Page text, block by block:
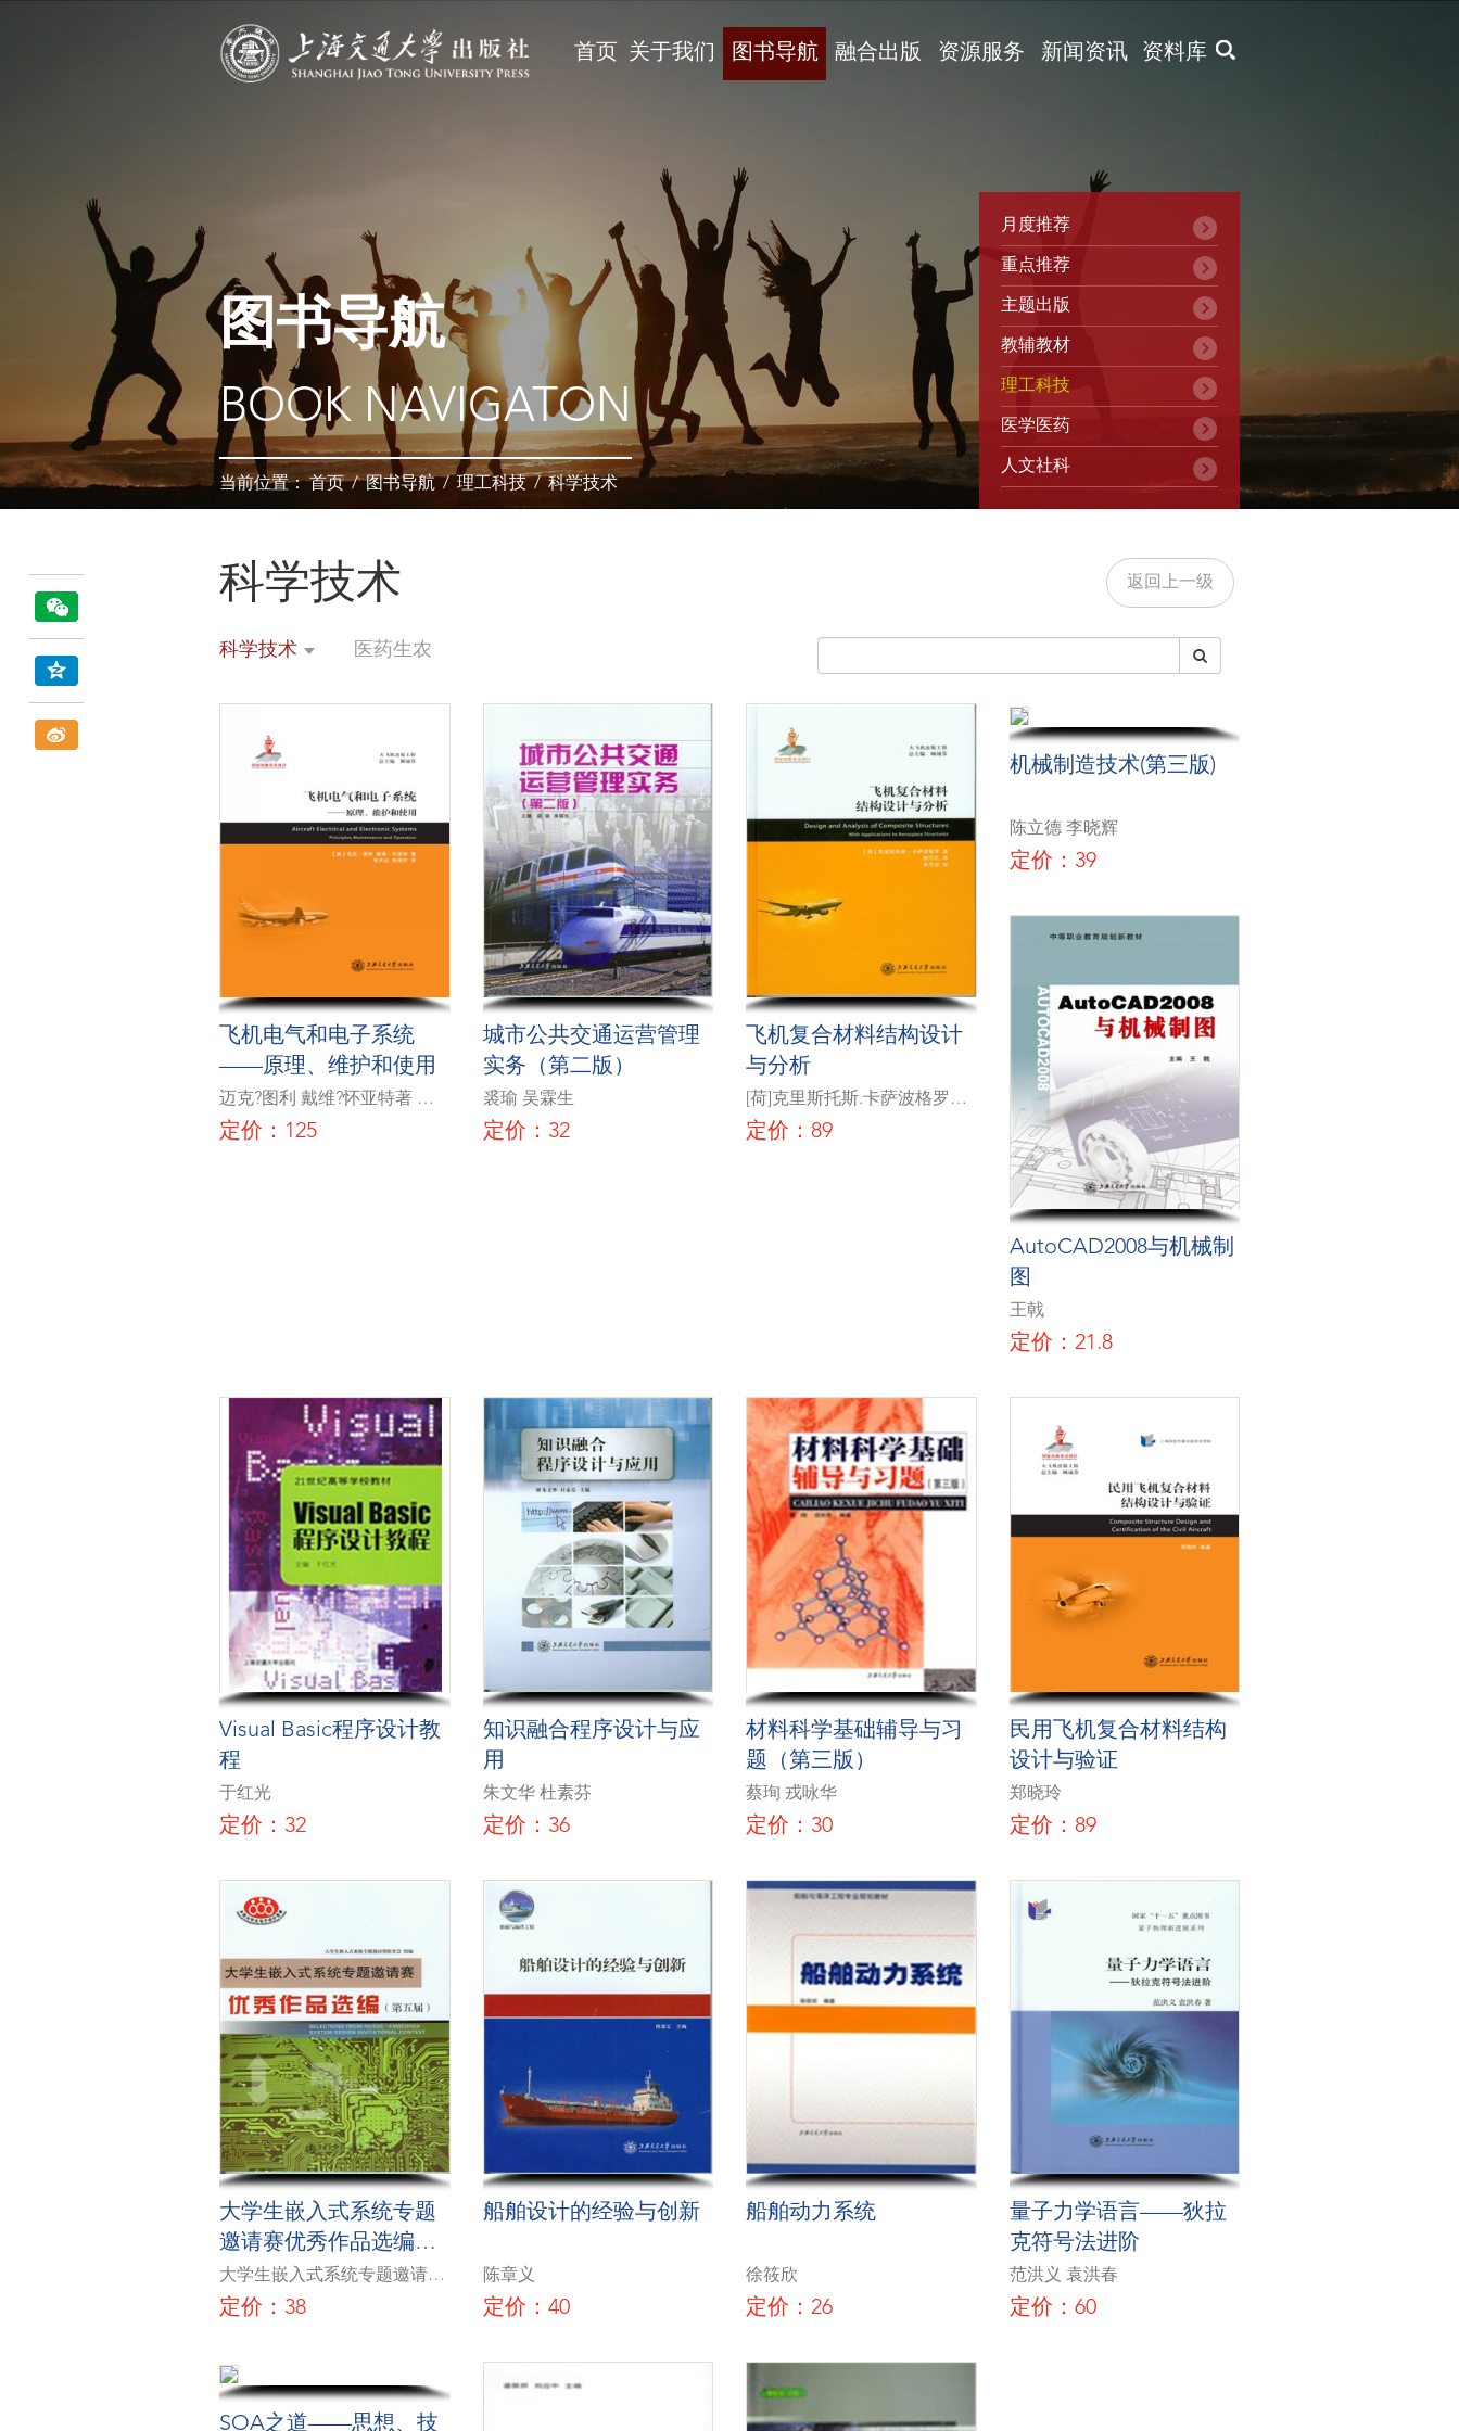
X
首页 关于我们 图书导航 融合出版 资源服务 新闻资讯 资料库
图书导航
BOOK NAVIGATON
当前位置：首页/图书导航 / 理工科技 / 科学技术
月度推荐
重点推荐
主题出版
教辅教材
理工科技
医学医药
人文社科
科学技术 返回上一级
科学技术 医药生农
飞机电气和电子系统
——原理、维护和使用
迈克?图利 戴维?怀亚特著 张
天光 张博宇译
定价：125
城市公共交通运营管理
实务（第二版）
裘瑜 吴霖生
定价：32
飞机复合材料结构设计
与分析
[荷]克里斯托斯.卡萨波格罗著
颜万亿译
定价：89
机械制造技术(第三版)
陈立德 李晓辉
定价：39
AutoCAD2008与机械制
图
王戟
定价：21.8
Visual Basic程序设计教
程
于红光
定价：32
知识融合程序设计与应
用
朱文华 杜素芬
定价：36
材料科学基础辅导与习
题（第三版）
蔡珣 戎咏华
定价：30
民用飞机复合材料结构
设计与验证
郑晓玲
定价：89
大学生嵌入式系统专题
邀请赛优秀作品选编
（第五届）
大学生嵌入式系统专题邀请赛
组委会
定价：38
船舶设计的经验与创新
陈章义
定价：40
船舶动力系统
徐筱欣
定价：26
量子力学语言——狄拉
克符号法进阶
范洪义 袁洪春
定价：60
SOA之道——思想、技